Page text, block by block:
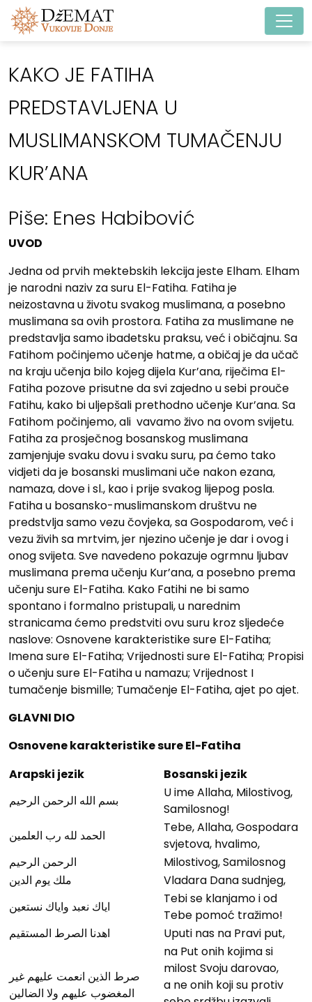
Main Navigation
KAKO JE FATIHA
PREDSTAVLJENA U
MUSLIMANSKOM TUMAČENJU
KUR’ANA
Piše: Enes Habibović
UVOD
Jedna od prvih mektebskih lekcija jeste Elham. Elham
je narodni naziv za suru El-Fatiha. Fatiha je
neizostavna u životu svakog muslimana, a posebno
muslimana sa ovih prostora. Fatiha za muslimane ne
predstavlja samo ibadetsku praksu, već i običajnu. Sa
Fatihom počinjemo učenje hatme, a običaj je da učač
na kraju učenja bilo kojeg dijela Kur’ana, riječima El-
Fatiha pozove prisutne da svi zajedno u sebi prouče
Fatihu, kako bi uljepšali prethodno učenje Kur’ana. Sa
Fatihom počinjemo, ali vavamo živo na ovom svijetu.
Fatiha za prosječnog bosanskog muslimana
zamjenjuje svaku dovu i svaku suru, pa ćemo tako
vidjeti da je bosanski muslimani uče nakon ezana,
namaza, dove i sl., kao i prije svakog lijepog posla.
Fatiha u bosansko-muslimanskom društvu ne
predstvlja samo vezu čovjeka, sa Gospodarom, već i
vezu živih sa mrtvim, jer njezino učenje je dar i ovog i
onog svijeta. Sve navedeno pokazuje ogrmnu ljubav
muslimana prema učenju Kur’ana, a posebno prema
učenju sure El-Fatiha. Kako Fatihi ne bi samo
spontano i formalno pristupali, u narednim
stranicama ćemo predstviti ovu suru kroz sljedeće
naslove: Osnovene karakteristike sure El-Fatiha;
Imena sure El-Fatiha; Vrijednosti sure El-Fatiha; Propisi
o učenju sure El-Fatiha u namazu; Vrijednost I
tumačenje bismille; Tumačenje El-Fatiha, ajet po ajet.
GLAVNI DIO
Osnovene karakteristike sure El-Fatiha
Arapski jezik
Bosanski jezik
بسم الله الرحمن الرحيم
U ime Allaha, Milostivog,
Samilosnog!
الحمد لله رب العلمين
Tebe, Allaha, Gospodara
svjetova, hvalimo,
الرحمن الرحيم
Milostivog, Samilosnog
ملك يوم الدين
Vladara Dana sudnjeg,
اياك نعبد واياك نستعين
Tebi se klanjamo i od
Tebe pomoć tražimo!
اهدنا الصرط المستقيم
Uputi nas na Pravi put,
صرط الذين انعمت عليهم غير
المغضوب عليهم ولا الضالين
na Put onih kojima si
milost Svoju darovao,
a ne onih koji su protiv